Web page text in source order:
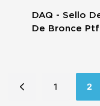
DAQ - Sello
De Bronce
1 2